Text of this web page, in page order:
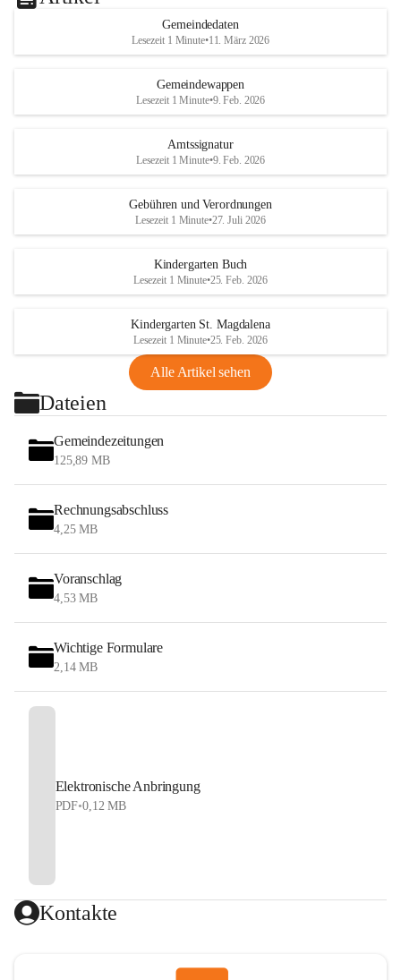
Gemeindedaten
Lesezeit 1 Minute•11. März 2026
Gemeindewappen
Lesezeit 1 Minute•9. Feb. 2026
Amtssignatur
Lesezeit 1 Minute•9. Feb. 2026
Gebühren und Verordnungen
Lesezeit 1 Minute•27. Juli 2026
Kindergarten Buch
Lesezeit 1 Minute•25. Feb. 2026
Kindergarten St. Magdalena
Lesezeit 1 Minute•25. Feb. 2026
Alle Artikel sehen
Dateien
Gemeindezeitungen
125,89 MB
Rechnungsabschluss
4,25 MB
Voranschlag
4,53 MB
Wichtige Formulare
2,14 MB
Elektronische Anbringung
PDF•0,12 MB
Kontakte